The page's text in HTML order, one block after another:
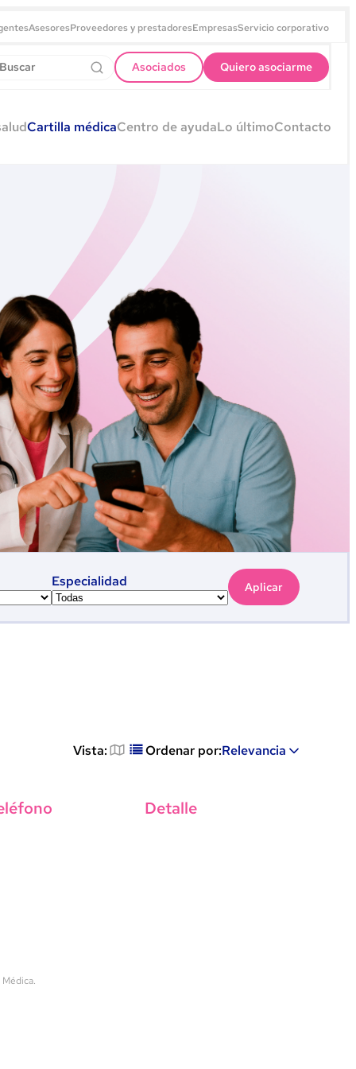
AsesoresProveedores y prestadoresEmpresasServicio corporativo
Asociados Quiero asociarme
Cartilla médicaCentro de ayudaLo últimoContacto
Especialidad Aplicar
Vista: Ordenar por:Relevancia
Detalle